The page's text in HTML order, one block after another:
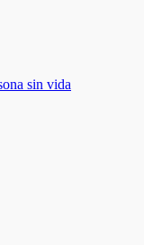
sin vida